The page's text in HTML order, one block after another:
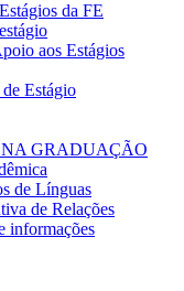
da FE
aos Estágios
Estágio
GRADUAÇÃO
de Línguas
de Relações
informações